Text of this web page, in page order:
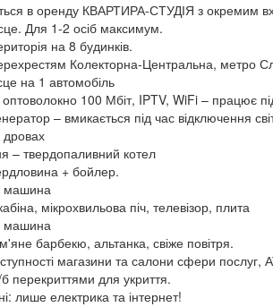
в оренду КВАРТИРА-СТУДІЯ з окремим
Для 1-2 осіб максимум.
на 8 будинків.
Колекторна-Центральна, метро
на 1 автомобіль
оптоволокно 100 Мбіт, IPTV, WiFi – працює
– вмикається під час відключення
дровах
– твердопаливний котел
+ бойлер.
машина
мікрохвильова піч, телевізор, плита
машина
барбекю, альтанка, свіже повітря.
магазини та салони сфери послуг,
б перекриттями для укриття.
лише електрика та інтернет!